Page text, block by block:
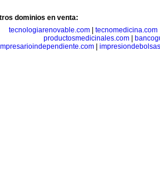
dominios en venta:
tecnologiarenovable.com
tecnomedicina.com
productosmedicinales.com|